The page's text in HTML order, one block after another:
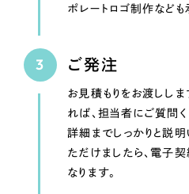
ポレートロゴ制作なども
ご発注
お見積もりをお渡しし
れば、担当者にご質問
詳細までしっかりと説
ただけましたら、電子
なります。